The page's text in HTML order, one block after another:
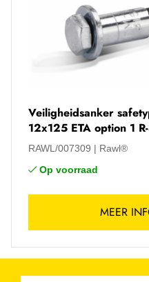
Veiligheidsanker
12x125 ETA option 1
RAWL/007309
Rawl®
Op voorraad
MEER